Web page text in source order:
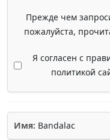
Прежде чем
пожалуйста,
Я согласен с
политикой
Имя: Bandalac